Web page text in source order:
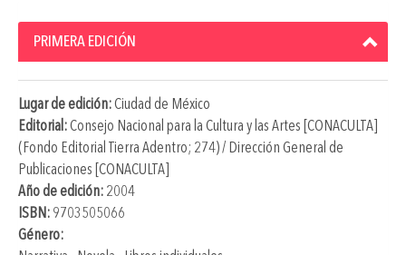
PRIMERA EDICIÓN
Lugar de edición:Ciudad de México
Editorial:Consejo Nacional para la Cultura y las Artes [CONACULTA]
(Fondo Editorial Tierra Adentro; 274) / Dirección General de
Publicaciones [CONACULTA]
Año de edición: 2004
ISBN: 9703505066
Género: